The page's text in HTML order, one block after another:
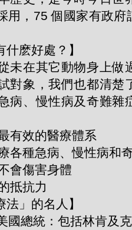
用，75 個國家有政府
什麽好處？】
未在其它動物身上做
對象，我們也都清楚
病、慢性病及奇難雜
有效的醫療體系
各種急病、慢性病和
會傷害身體
抵抗力
法」的名人】
國總統：包括林肯及